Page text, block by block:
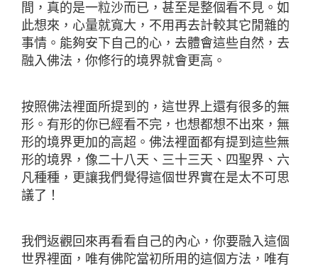
間，真的是一粒沙而已，甚至是整個看不見。如
此想來，心量就寬大，不用再去計較其它閒雜的
事情。能夠安下自己的心，去體會這些自然，去
融入佛法，你修行的境界就會更高。
按照佛法裡面所提到的，這世界上還有很多的無
形。有形的你已經看不完，也想都想不出來，無
形的境界更加的高超。佛法裡面都有提到這些無
形的境界，像二十八天、三十三天、四聖界、六
凡種種，更讓我們覺得這個世界實在是太不可思
議了！
我們返觀回來再看看自己的內心，你要融入這個
世界裡面，唯有佛陀當初所用的這個方法，唯有